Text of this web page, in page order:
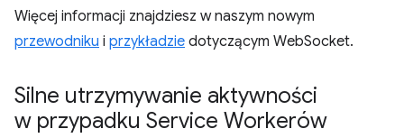
Więcej informacji znajdziesz w naszym nowym
przewodniku i przykładzie dotyczącym WebSocket.
Silne utrzymywanie aktywności
w przypadku Service Workerów